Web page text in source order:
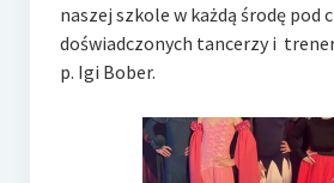
naszej szkole w każdą środę pod
doświadczonych tancerzy i
p. Igi Bober.